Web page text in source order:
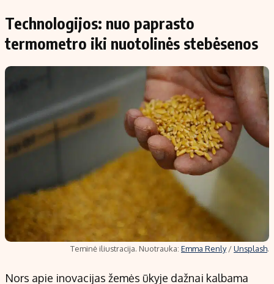
Technologijos: nuo paprasto
termometro iki nuotolinės stebėsenos
Teminė iliustracija. Nuotrauka: Emma Renly/Unsplash.
Nors apie inovacijas žemės ūkyje dažnai kalbama